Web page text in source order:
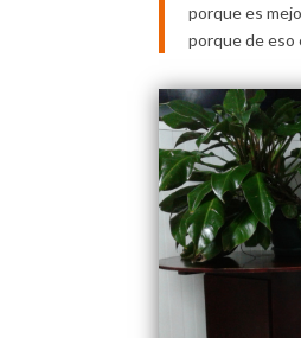
porque es
porque de eso